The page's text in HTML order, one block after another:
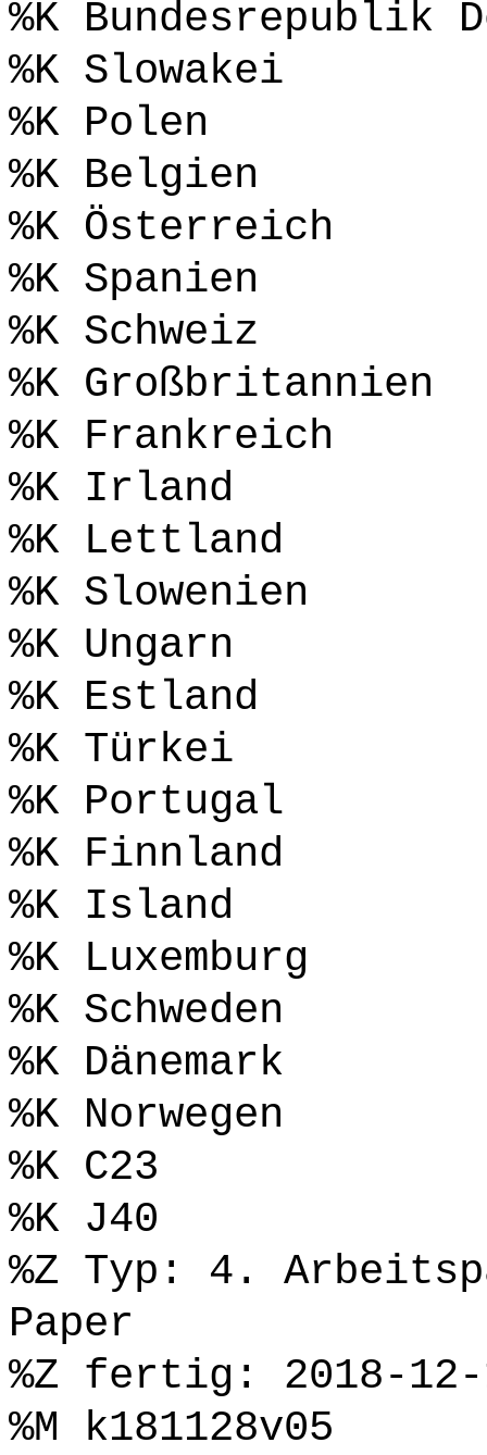
%K Bundesrepublik
%K Slowakei
%K Polen
%K Belgien
%K Österreich
%K Spanien
%K Schweiz
%K Großbritannien
%K Frankreich
%K Irland
%K Lettland
%K Slowenien
%K Ungarn
%K Estland
%K Türkei
%K Portugal
%K Finnland
%K Island
%K Luxemburg
%K Schweden
%K Dänemark
%K Norwegen
%K C23
%K J40
%Z Typ: 4.
Paper
%Z fertig: 2018-12-
%M k181128v05